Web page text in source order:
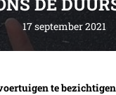
17 september 2021
te